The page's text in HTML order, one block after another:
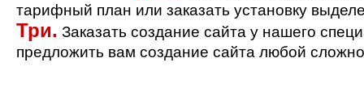
тарифный план или заказать установку
Три. Заказать создание сайта у нашего
предложить вам создание сайта любой